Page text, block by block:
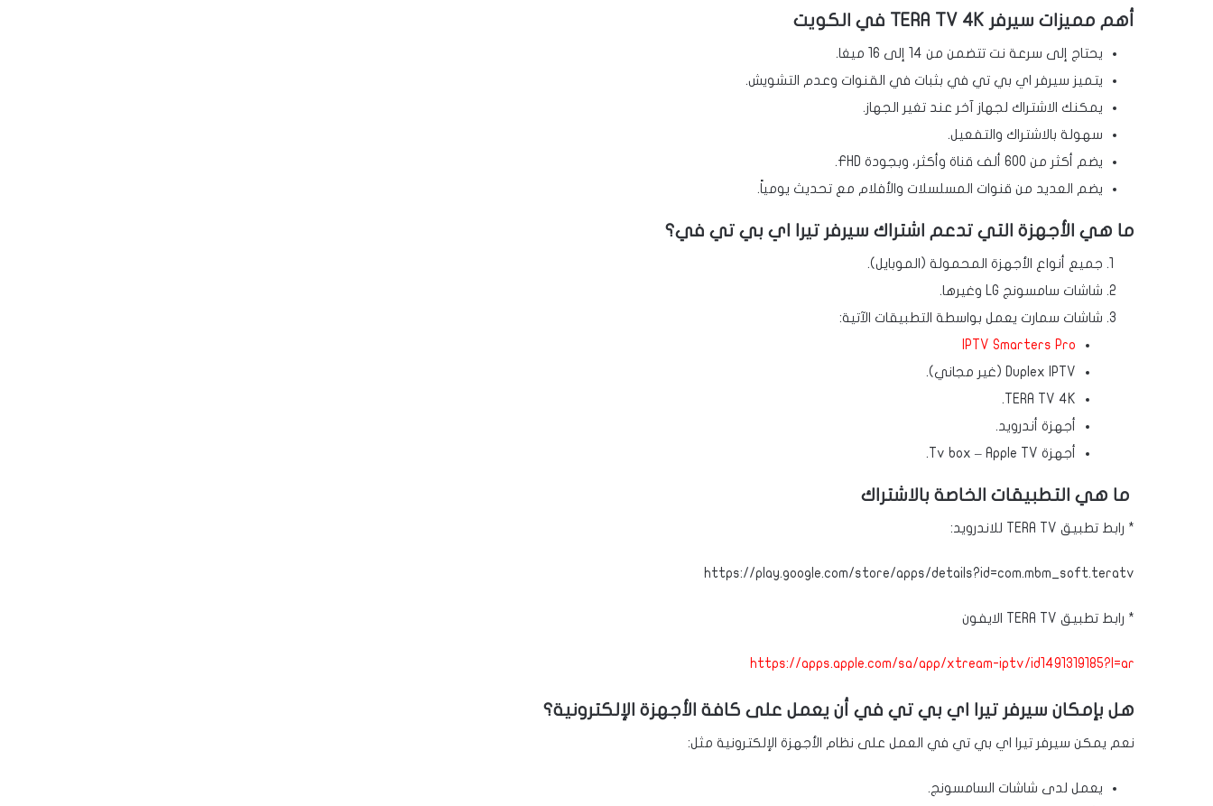
أهم مميزات سيرفر TERA TV 4K في الكويت
يحتاج إلى سرعة نت تتضمن من 14 إلى 16 ميغا.
يتميز سيرفر اي بي تي في بثبات في القنوات وعدم التشويش.
يمكنك الاشتراك لجهاز آخر عند تغير الجهاز.
سهولة بالاشتراك والتفعيل.
يضم أكثر من 600 ألف قناة وأكثر، وبجودة FHD.
يضم العديد من قنوات المسلسلات والأفلام مع تحديث يومياً.
ما هي الأجهزة التي تدعم اشتراك سيرفر تيرا اي بي تي في؟
جميع أنواع الأجهزة المحمولة (الموبايل).
شاشات سامسونج LG وغيرها.
شاشات سمارت يعمل بواسطة التطبيقات الآتية:
IPTV Smarters Pro
Duplex IPTV (غير مجاني).
TERA TV 4K.
أجهزة أندرويد.
أجهزة Tv box – Apple TV.
ما هي التطبيقات الخاصة بالاشتراك
* رابط تطبيق TERA TV للاندرويد:
https://play.google.com/store/apps/details?id=com.mbm_soft.teratv
* رابط تطبيق TERA TV الايفون
https://apps.apple.com/sa/app/xtream-iptv/id1491319185?l=ar
هل بإمكان سيرفر تيرا اي بي تي في أن يعمل على كافة الأجهزة الإلكترونية؟
نعم يمكن سيرفر تيرا اي بي تي في العمل على نظام الأجهزة الإلكترونية مثل:
يعمل لدى شاشات السامسونج.